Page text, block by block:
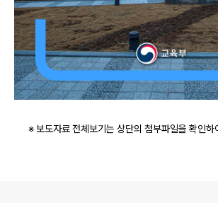
※ 보도자료 전체보기는 상단의 첨부파일을 확인하